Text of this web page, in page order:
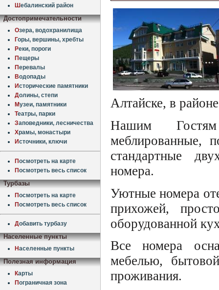
Шебалинский район
Достопримечательности
Озера, водохранилища
Горы, вершины, хребты
Реки, пороги
Пещеры
Перевалы
Водопады
Исторические памятники
Долины, степи
Музеи, памятники
Театры, парки
Заповедники, лесничества
Храмы, монастыри
Источники, ключи
Посмотреть на карте
Посмотреть весь список
Турбазы
Посмотреть на карте
Посмотреть весь список
Добавить турбазу
Населенные пункты
Населенные пункты
Полезная информация
Карты
Пограничная зона
Алтайске, в
Нашим
меблированные,
стандартные
номера.
Уютные номера
прихожей,
оборудованной
Все номера
мебелью,
проживания.